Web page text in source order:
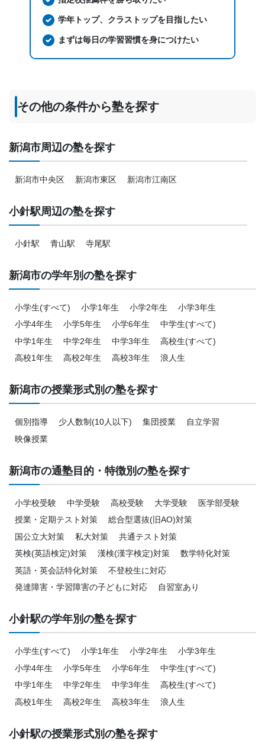
学年トップ、クラストップを目指したい
まずは毎日の学習習慣を身につけたい
その他の条件から塾を探す
新潟市周辺の塾を探す
新潟市中央区 新潟市東区 新潟市江南区
小針駅周辺の塾を探す
小針駅 青山駅 寺尾駅
新潟市の学年別の塾を探す
小学生(すべて) 小学1年生 小学2年生
小学3年生
小学4年生
小学5年生 小学6年生
中学生(すべて)
中学1年生
中学2年生 中学3年生
高校生(すべて)
高校1年生
高校2年生 高校3年生 浪人生
新潟市の授業形式別の塾を探す
個別指導 少人数制(10人以下) 集団授業
自立学習
映像授業
新潟市の通塾目的・特徴別の塾を探す
小学校受験 中学受験 高校受験 大学受験
医学部受験
授業・定期テスト対策
総合型選抜(旧AO)対策
国公立大対策
私大対策
共通テスト対策
英検(英語検定)対策
漢検(漢字検定)対策
数学特化対策
英語・英会話特化対策
不登校生に対応
発達障害・学習障害の子どもに対応
自習室あり
小針駅の学年別の塾を探す
小学生(すべて) 小学1年生 小学2年生
小学3年生
小学4年生
小学5年生 小学6年生
中学生(すべて)
中学1年生
中学2年生 中学3年生
高校生(すべて)
高校1年生
高校2年生 高校3年生 浪人生
小針駅の授業形式別の塾を探す